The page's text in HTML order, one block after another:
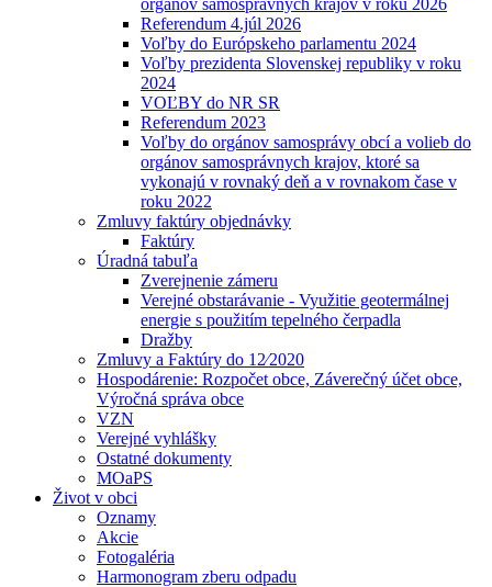
orgánov samosprávnych krajov v roku 2026
Referendum 4.júl 2026
Voľby do Európskeho parlamentu 2024
Voľby prezidenta Slovenskej republiky v roku
2024
VOĽBY do NR SR
Referendum 2023
Voľby do orgánov samosprávy obcí a volieb do
orgánov samosprávnych krajov, ktoré sa
vykonajú v rovnaký deň a v rovnakom čase v
roku 2022
Zmluvy faktúry objednávky
Faktúry
Úradná tabuľa
Zverejnenie zámeru
Verejné obstarávanie - Využitie geotermálnej
energie s použitím tepelného čerpadla
Dražby
Zmluvy a Faktúry do 12⁄2020
Hospodárenie: Rozpočet obce, Záverečný účet obce,
Výročná správa obce
VZN
Verejné vyhlášky
Ostatné dokumenty
MOaPS
Život v obci
Oznamy
Akcie
Fotogaléria
Harmonogram zberu odpadu